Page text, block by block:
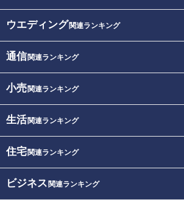
ウエディング関連ランキング
通信関連ランキング
小売関連ランキング
生活関連ランキング
住宅関連ランキング
ビジネス 関連ランキング